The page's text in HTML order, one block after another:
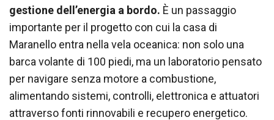
gestione dell’energia a bordo. È un passaggio
importante per il progetto con cui la casa di
Maranello entra nella vela oceanica: non solo una
barca volante di 100 piedi, ma un laboratorio pensato
per navigare senza motore a combustione,
alimentando sistemi, controlli, elettronica e attuatori
attraverso fonti rinnovabili e recupero energetico.